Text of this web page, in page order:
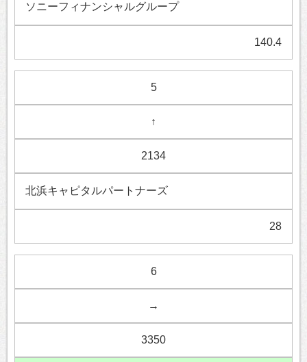
ソニーフィナンシャルグループ
140.4
5
↑
2134
北浜キャピタルパートナーズ
28
6
→
3350